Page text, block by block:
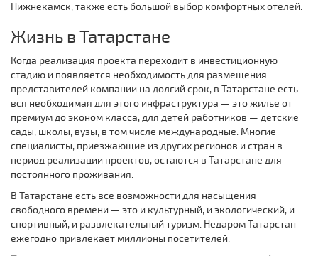
Нижнекамск, также есть большой выбор комфортных отелей.
Жизнь в Татарстане
Когда реализация проекта переходит в инвестиционную
стадию и появляется необходимость для размещения
представителей компании на долгий срок, в Татарстане есть
вся необходимая для этого инфраструктура — это жилье от
премиум до эконом класса, для детей работников — детские
сады, школы, вузы, в том числе международные. Многие
специалисты, приезжающие из других регионов и стран в
период реализации проектов, остаются в Татарстане для
постоянного проживания.
В Татарстане есть все возможности для насыщения
свободного времени — это и культурный, и экологический, и
спортивный, и развлекательный туризм. Недаром Татарстан
ежегодно привлекает миллионы посетителей.